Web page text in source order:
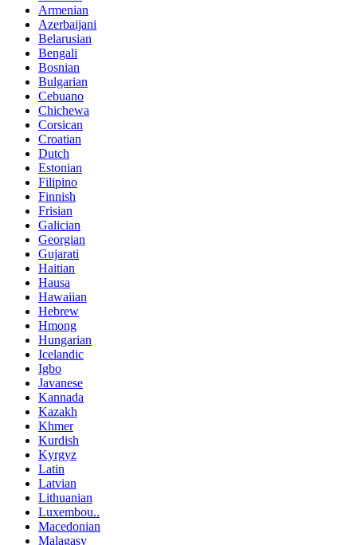
Armenian
Azerbaijani
Belarusian
Bengali
Bosnian
Bulgarian
Cebuano
Chichewa
Corsican
Croatian
Dutch
Estonian
Filipino
Finnish
Frisian
Galician
Georgian
Gujarati
Haitian
Hausa
Hawaiian
Hebrew
Hmong
Hungarian
Icelandic
Igbo
Javanese
Kannada
Kazakh
Khmer
Kurdish
Kyrgyz
Latin
Latvian
Lithuanian
Luxembou..
Macedonian
Malagasy